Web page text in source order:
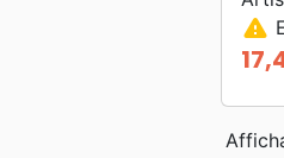
warning
Prix